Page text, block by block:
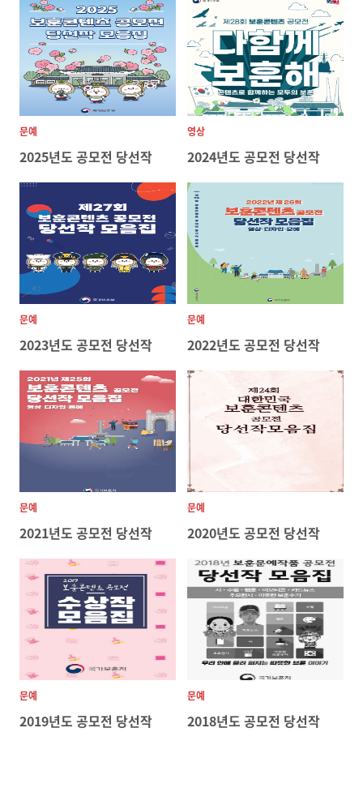
문예
2025년도 공모전 당선작
영상
2024년도 공모전 당선작
문예
2023년도 공모전 당선작
문예
2022년도 공모전 당선작
문예
2021년도 공모전 당선작
문예
2020년도 공모전 당선작
문예
2019년도 공모전 당선작
문예
2018년도 공모전 당선작